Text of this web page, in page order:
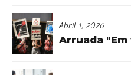
Abril 1, 2026
Arruada